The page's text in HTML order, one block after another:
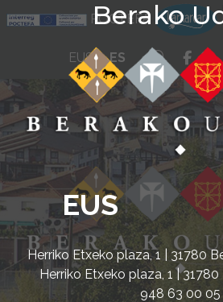
Berako
EUS
Herriko Etxeko plaza, 1 | 31780
Herriko Etxeko plaza, 1 | 31780
948 63 00 05
POCTEFA
EUS ES